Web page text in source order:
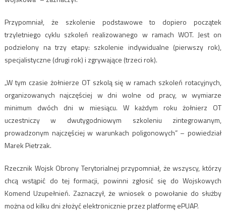
Przypomniał, że szkolenie podstawowe to dopiero początek
trzyletniego cyklu szkoleń realizowanego w ramach WOT. Jest on
podzielony na trzy etapy: szkolenie indywidualne (pierwszy rok),
specjalistyczne (drugi rok) i zgrywające (trzeci rok).
„W tym czasie żołnierze OT szkolą się w ramach szkoleń rotacyjnych,
organizowanych najczęściej w dni wolne od pracy, w wymiarze
minimum dwóch dni w miesiącu. W każdym roku żołnierz OT
uczestniczy w dwutygodniowym szkoleniu zintegrowanym,
prowadzonym najczęściej w warunkach poligonowych” – powiedział
Marek Pietrzak.
Rzecznik Wojsk Obrony Terytorialnej przypomniał, że wszyscy, którzy
chcą wstąpić do tej formacji, powinni zgłosić się do Wojskowych
Komend Uzupełnień. Zaznaczył, że wniosek o powołanie do służby
można od kilku dni złożyć elektronicznie przez platformę ePUAP.